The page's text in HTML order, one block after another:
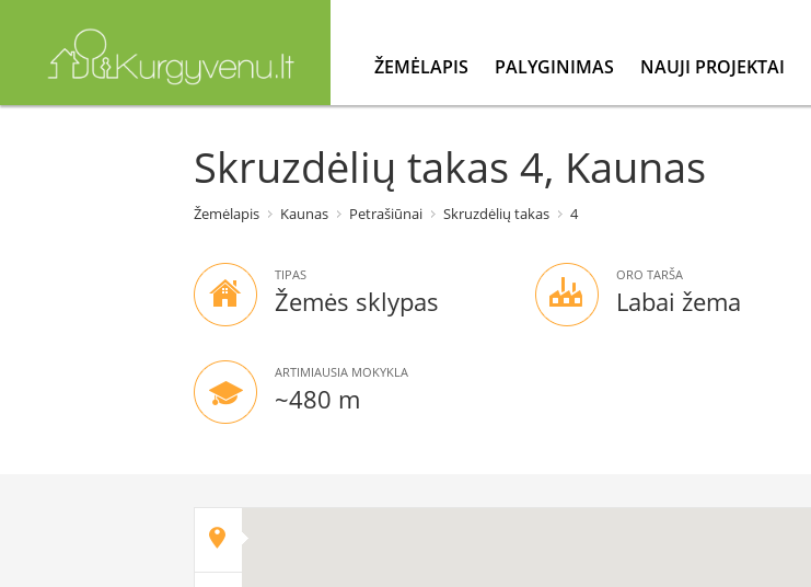
ŽEMĖLAPIS PALYGINIMAS NAUJI PROJEKTAI
Skruzdėlių takas 4, Kaunas
Žemėlapis Kaunas Petrašiūnai Skruzdėlių takas 4
TIPAS
Žemės sklypas
ORO TARŠA
Labai žema
ARTIMIAUSIA MOKYKLA
~480 m